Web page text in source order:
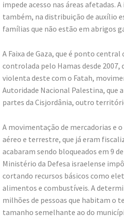
impede acesso nas áreas afetadas.
também, na distribuição de auxílio
famílias que não estão em abrigos
A Faixa de Gaza, que é ponto central
controlada pelo Hamas desde 2007,
violenta deste com o Fatah,
Autoridade Nacional Palestina,
partes da Cisjordânia, outro
A movimentação de mercadorias e
aéreo e terrestre, que já eram
acabaram sendo bloqueados em 9
Ministério da Defesa israelense
cortando recursos básicos como
alimentos e combustíveis. A
milhões de pessoas que habitam o
tamanho semelhante ao do